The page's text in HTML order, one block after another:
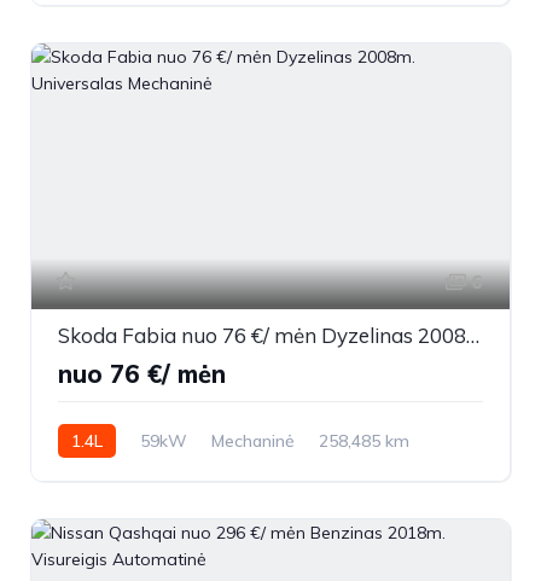
6
Skoda Fabia nuo 76 €/ mėn Dyzelinas 2008m. Universalas Mechaninė
nuo 76 €/ mėn
1.4L 59kW Mechaninė
258,485 km